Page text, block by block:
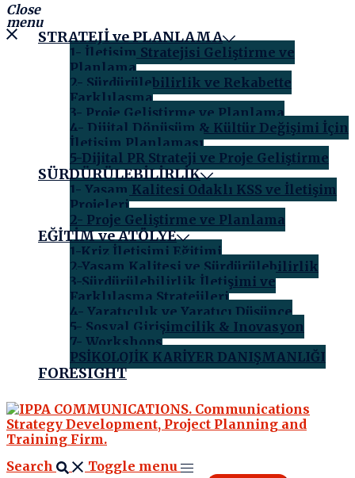
Close
menu
STRATEJİ ve PLANLAMA
1- İletişim Stratejisi Geliştirme ve
Planlama
2- Sürdürülebilirlik ve Rekabette
Farklılaşma
3- Proje Geliştirme ve Planlama
4- Dijital Dönüşüm & Kültür Değişimi İçin
İletişim Planlaması
5-Dijital PR Strateji ve Proje Geliştirme
SÜRDÜRÜLEBİLİRLİK
1- Yaşam Kalitesi Odaklı KSS ve İletişim
Projeleri
2- Proje Geliştirme ve Planlama
EĞİTİM ve ATÖLYE
1-Kriz İletişimi Eğitimi
2-Yaşam Kalitesi ve Sürdürülebilirlik
3-Sürdürülebilirlik İletişimi ve
Farklılaşma Stratejileri
4- Yaratıcılık ve Yaratıcı Düşünce
5- Sosyal Girişimcilik & Inovasyon
7- Workshops
PSİKOLOJİK KARİYER DANIŞMANLIĞI
FORESIGHT
Search
Toggle menu